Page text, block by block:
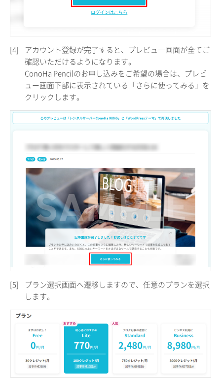
[4]
アカウント登録が完了すると、プレビュー画面が全てご
確認いただけるようになります。
ConoHa Pencilのお申し込みをご希望の場合は、プレビ
ュー画面下部に表示されている「さらに使ってみる」を
クリックします。
[5]
プラン選択画面へ遷移しますので、任意のプランを選択
します。